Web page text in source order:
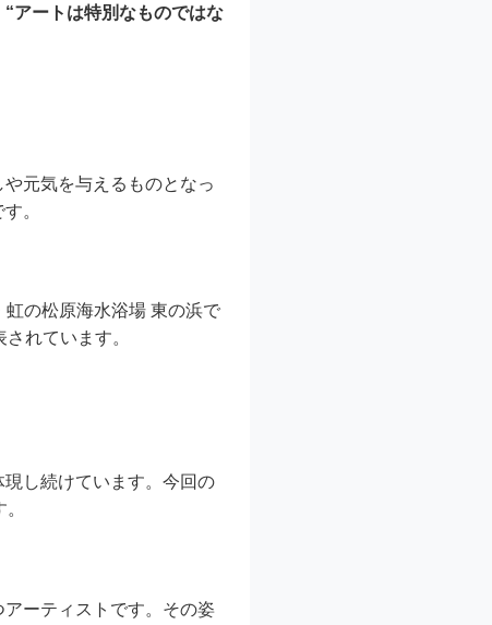
“アートは特別なものではな
元気を与えるものとなっ
。
の松原海水浴場 東の浜で
れています。
し続けています。今回の
ーティストです。その姿